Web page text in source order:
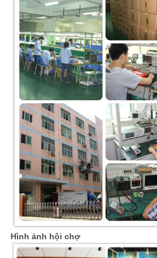
Hình ảnh hội chợ